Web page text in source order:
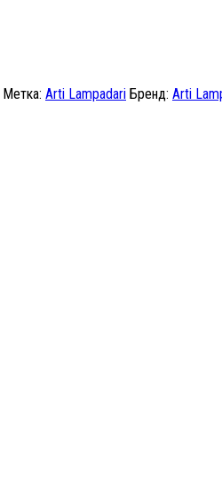
Метка: Arti Lampadari Бренд: Arti